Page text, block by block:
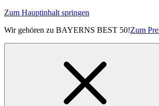
Zum Hauptinhalt springen
Wir gehören zu BAYERNS BEST 50!Zum